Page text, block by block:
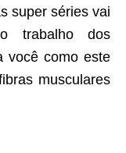
super séries vai
trabalho dos
você como este
musculares